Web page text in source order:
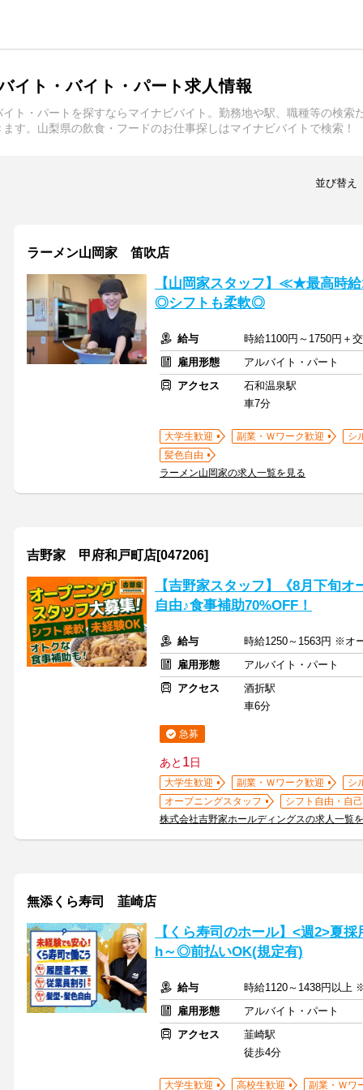
イト・バイト・パート求人情報
ト・パートを探すならマイナビバイト。勤務地や駅、職種等の検索
す。山梨県の飲食・フードのお仕事探しはマイナビバイトで検索！
並び替え
ラーメン山岡家 笛吹店
【山岡家スタッフ】≪★最高時
◎シフトも柔軟◎
給与
時給1100円～1750円＋
雇用形態
アルバイト・パート
アクセス
石和温泉駅
車7分
大学生歓迎 副業・Ｗワーク歓迎
シ
髪色自由
ラーメン山岡家の求人一覧を見る
吉野家 甲府和戸町店[047206]
【吉野家スタッフ】《8月下旬
自由♪食事補助70%OFF！
給与
時給1250～1563円 ※オ
雇用形態
アルバイト・パート
アクセス
酒折駅
車6分
急募
あと 1日
大学生歓迎 副業・Ｗワーク歓迎
シ
オープニングスタッフ
シフト自由・自
株式会社吉野家ホールディングスの求人一覧
無添くら寿司 韮崎店
【くら寿司のホール】<週2>夏
h～◎前払いOK(規定有)
給与
時給1120～1438円以上
雇用形態
アルバイト・パート
アクセス
韮崎駅
徒歩4分
大学生歓迎 高校生歓迎 副業・Ｗワ